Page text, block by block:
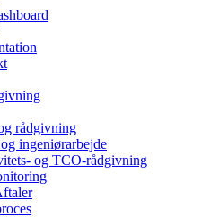
rådgivning
ingeniørarbejde
og TCO-rådgivning